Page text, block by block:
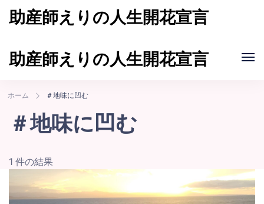
助産師えりの人生開花宣言
て、女性の笑顔が輝く世界をつくる
助産師えりの人生開花宣言
て、女性の笑顔が輝く世界をつくる
ホーム ＃地味に凹む
＃地味に凹む
1 件の結果